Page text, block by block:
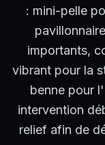
: mini-pelle
importants,
vibrant pour la
benne pour
intervention
relief afin de